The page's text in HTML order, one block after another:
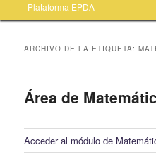
Plataforma EPDA
ARCHIVO DE LA ETIQUETA:
Área de
Acceder al módulo de